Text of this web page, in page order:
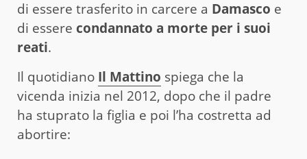
di essere trasferito in carcere a Damasco e
di essere condannato a morte per i suoi
reati.
Il quotidiano Il Mattino spiega che la
vicenda inizia nel 2012, dopo che il padre
ha stuprato la figlia e poi l’ha costretta ad
abortire: